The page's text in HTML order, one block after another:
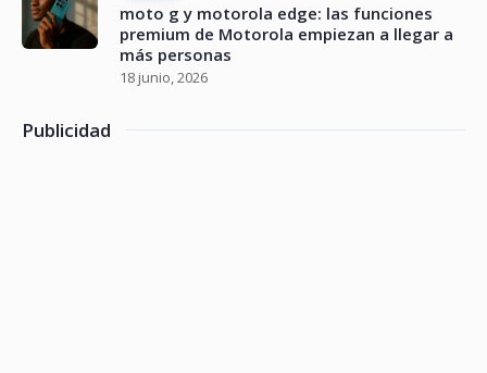
moto g y motorola edge: las funciones
premium de Motorola empiezan a llegar a
más personas
18 junio, 2026
Publicidad